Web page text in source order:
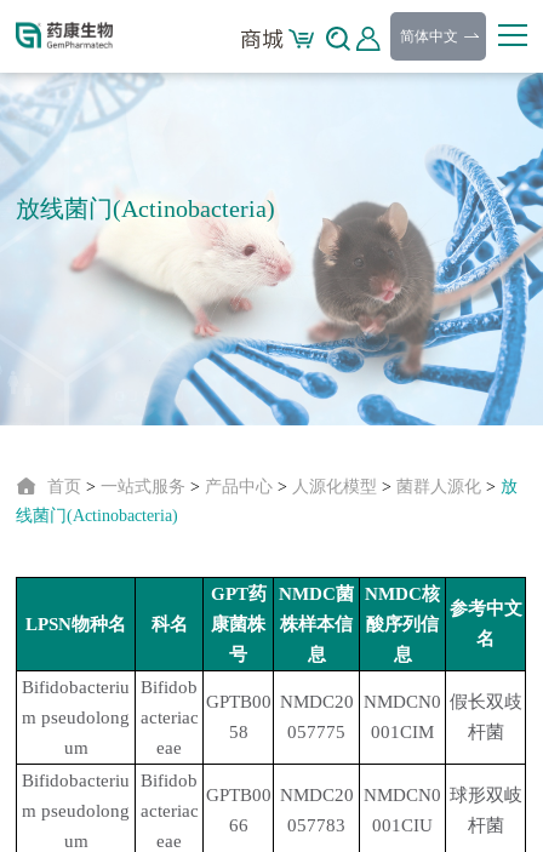
简体中文
放线菌门(Actinobacteria)
首页 >一站式服务 > 产品中心 > 人源化模型 >菌群人源化 >放
线菌门(Actinobacteria)
LPSN物种名 科名
GPT药
康菌株
号
NMDC菌
株样本信
息
NMDC核
酸序列信
息
参考中文
名
Bifidobacteriu
m pseudolong
um
Bifidob
acteriac
eae
GPTB00
58
NMDC20
057775
NMDCN0
001CIM
假长双歧
杆菌
Bifidobacteriu
m pseudolong
um
Bifidob
acteriac
eae
GPTB00
66
NMDC20
057783
NMDCN0
001CIU
球形双岐
杆菌